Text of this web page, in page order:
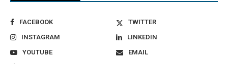
FACEBOOK
TWITTER
INSTAGRAM
LINKEDIN
YOUTUBE
EMAIL